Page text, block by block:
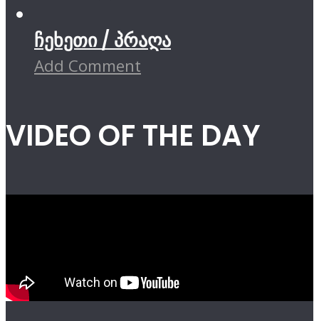
ჩეხეთი / პრაღა
Add Comment
VIDEO OF THE DAY